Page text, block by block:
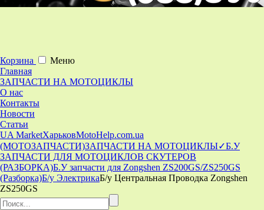
Корзина
Меню
Главная
ЗАПЧАСТИ НА МОТОЦИКЛЫ
О нас
Контакты
Новости
Статьи
UA MarketХарьковMotoHelp.com.ua
(МОТОЗАПЧАСТИ)ЗАПЧАСТИ НА МОТОЦИКЛЫ✓Б.У
ЗАПЧАСТИ ДЛЯ МОТОЦИКЛОВ СКУТЕРОВ
(РАЗБОРКА)Б.У запчасти для Zongshen ZS200GS/ZS250GS
(Разборка)Б/у ЭлектрикаБ/у Центральная Проводка Zongshen
ZS250GS